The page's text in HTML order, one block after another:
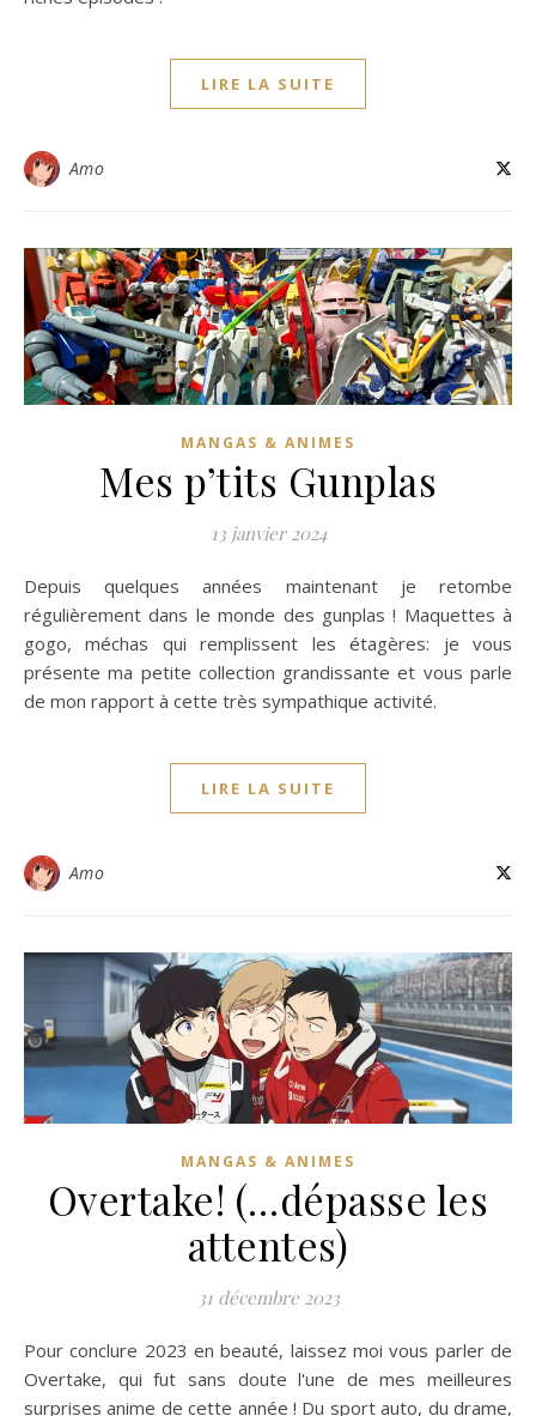
LIRE LA SUITE
Amo
MANGAS & ANIMES
Mes p’tits Gunplas
13 janvier 2024
Depuis quelques années maintenant je retombe
régulièrement dans le monde des gunplas ! Maquettes à
gogo, méchas qui remplissent les étagères: je vous
présente ma petite collection grandissante et vous parle
de mon rapport à cette très sympathique activité.
LIRE LA SUITE
Amo
MANGAS & ANIMES
Overtake! (…dépasse les
attentes)
31 décembre 2023
Pour conclure 2023 en beauté, laissez moi vous parler de
Overtake, qui fut sans doute l'une de mes meilleures
surprises anime de cette année ! Du sport auto, du drame,